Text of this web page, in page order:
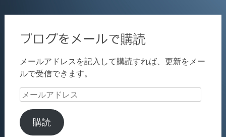
ブログをメールで購読
メールアドレスを記入して購読すれば、更新をメー
ルで受信できます。
メ
ル
ア
購読